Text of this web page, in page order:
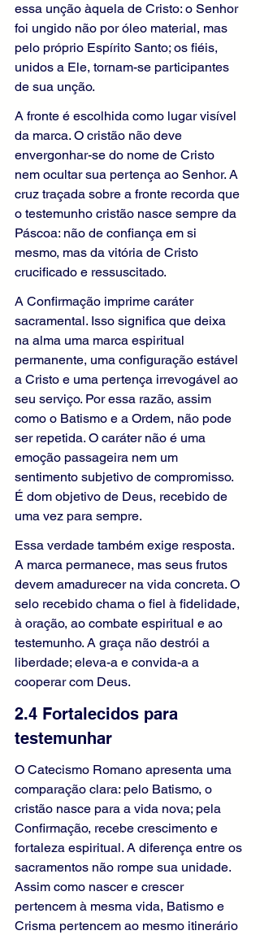
essa unção àquela de Cristo: o Senhor
foi ungido não por óleo material, mas
pelo próprio Espírito Santo; os fiéis,
unidos a Ele, tornam-se participantes
de sua unção.
A fronte é escolhida como lugar visível
da marca. O cristão não deve
envergonhar-se do nome de Cristo
nem ocultar sua pertença ao Senhor. A
cruz traçada sobre a fronte recorda que
o testemunho cristão nasce sempre da
Páscoa: não de confiança em si
mesmo, mas da vitória de Cristo
crucificado e ressuscitado.
A Confirmação imprime caráter
sacramental. Isso significa que deixa
na alma uma marca espiritual
permanente, uma configuração estável
a Cristo e uma pertença irrevogável ao
seu serviço. Por essa razão, assim
como o Batismo e a Ordem, não pode
ser repetida. O caráter não é uma
emoção passageira nem um
sentimento subjetivo de compromisso.
É dom objetivo de Deus, recebido de
uma vez para sempre.
Essa verdade também exige resposta.
A marca permanece, mas seus frutos
devem amadurecer na vida concreta. O
selo recebido chama o fiel à fidelidade,
à oração, ao combate espiritual e ao
testemunho. A graça não destrói a
liberdade; eleva-a e convida-a a
cooperar com Deus.
2.4 Fortalecidos para
testemunhar
O Catecismo Romano apresenta uma
comparação clara: pelo Batismo, o
cristão nasce para a vida nova; pela
Confirmação, recebe crescimento e
fortaleza espiritual. A diferença entre os
sacramentos não rompe sua unidade.
Assim como nascer e crescer
pertencem à mesma vida, Batismo e
Crisma pertencem ao mesmo itinerário